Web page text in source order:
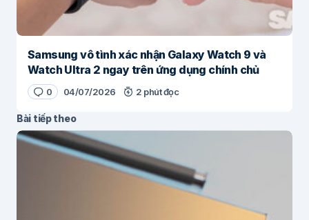
Samsung vô tình xác nhận Galaxy Watch 9 và
Watch Ultra 2 ngay trên ứng dụng chính chủ
0 04/07/2026 2 phút đọc
Bài tiếp theo